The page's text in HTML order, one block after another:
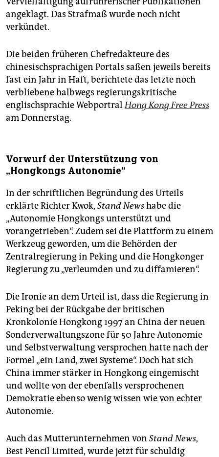
angeklagt. Das Strafmaß wurde noch nicht
verkündet.
Die beiden früheren Chefredakteure des
chinesischsprachigen Portals saßen jeweils bereits
fast ein Jahr in Haft, berichtete das letzte noch
verbliebene halbwegs regierungskritische
englischsprachie WebportralHong Kong Free Press
am Donnerstag.
Vorwurf der Unterstützung von
„Hongkongs Autonomie“
In der schriftlichen Begründung des Urteils
erklärte Richter Kwok, Stand Newshabe die
„Autonomie Hongkongs unterstützt und
vorangetrieben“. Zudem sei die Plattform zu einem
Werkzeug geworden, um die Behörden der
Zentralregierung in Peking und die Hongkonger
Regierung zu „verleumden und zu diffamieren“.
Die Ironie an dem Urteil ist, dass die Regierung in
Peking bei der Rückgabe der britischen
Kronkolonie Hongkong 1997 an China der neuen
Sonderverwaltungszone für 50 Jahre Autonomie
und Selbstverwaltung versprochen hatte nach der
Formel „ein Land, zwei Systeme“. Doch hat sich
China immer stärker in Hongkong eingemischt
und wollte von der ebenfalls versprochenen
Demokratie ebenso wenig wissen wie von echter
Autonomie.
Auch das Mutterunternehmen von Stand News,
Best Pencil Limited, wurde jetzt für schuldig